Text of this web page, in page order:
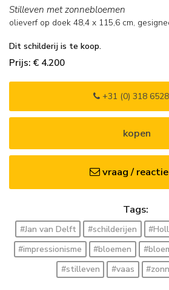
Stilleven met zonnebloemen
olieverf op doek 48,4 x 115,6 cm,
Dit schilderij is te koop.
Prijs: € 4.200
+31 (0) 318
kopen
vraag / reactie
Tags:
#Jan van Delft #schilderijen
#impressionisme
#bloemen
#stilleven
#vaas